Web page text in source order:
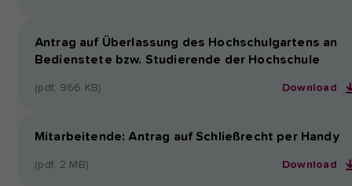
Antrag auf Überlassung des Hochschulgartens an
Bedienstete bzw. Studierende der Hochschule
(pdf, 966 KB) Download
Mitarbeitende: Antrag auf Schließrecht per Handy
(pdf, 2 MB) Download